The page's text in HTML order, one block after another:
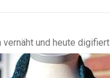
und heute digifiert